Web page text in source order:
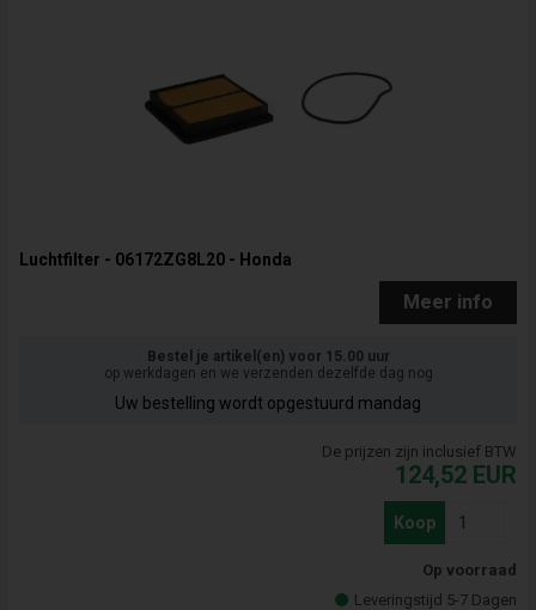
Luchtfilter - 06172ZG8L20 - Honda
Meer info
Bestel je artikel(en) voor 15.00 uur
op werkdagen en we verzenden dezelfde dag nog
Uw bestelling wordt opgestuurd mandag
De prijzen zijn inclusief BTW
124,52 EUR
Koop
Op voorraad
Leveringstijd 5-7 Dagen